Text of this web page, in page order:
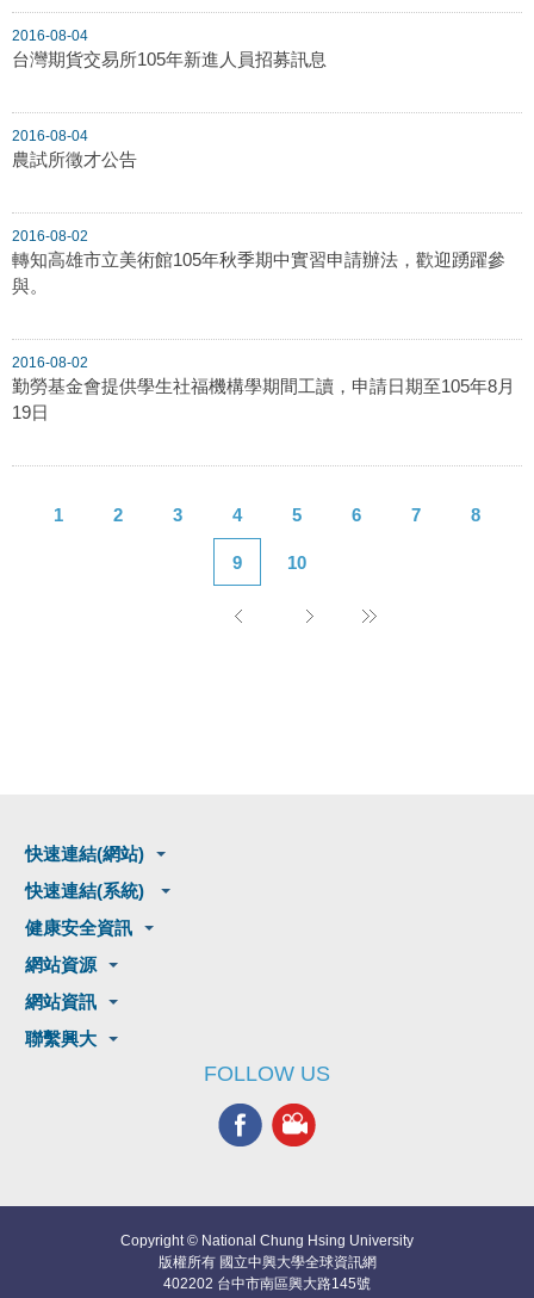
2016-08-04
台灣期貨交易所105年新進人員招募訊息
2016-08-04
農試所徵才公告
2016-08-02
轉知高雄市立美術館105年秋季期中實習申請辦法，歡迎踴躍參
與。
2016-08-02
勤勞基金會提供學生社福機構學期間工讀，申請日期至105年8月
19日
1 2 3 4 5 6 7 8
9 10
快速連結(網站)
快速連結(系統)
健康安全資訊
網站資源
網站資訊
聯繫興大
FOLLOW US
Copyright © National Chung Hsing University
版權所有 國立中興大學全球資訊網
402202 台中市南區興大路145號